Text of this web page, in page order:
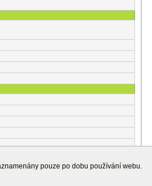
pouze po dobu používání webu.